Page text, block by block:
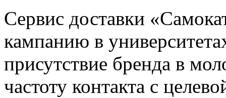
Сервис доставки
кампанию в
присутствие бренда в
частоту контакта с